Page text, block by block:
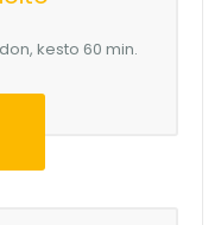
kesto 60 min.